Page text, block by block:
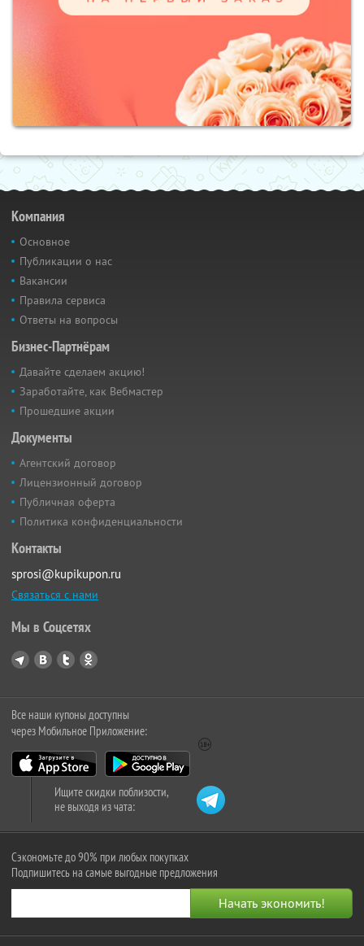
Компания
Основное
Публикации о нас
Вакансии
Правила сервиса
Ответы на вопросы
Бизнес-Партнёрам
Давайте сделаем акцию!
Заработайте, как Вебмастер
Прошедшие акции
Документы
Агентский договор
Лицензионный договор
Публичная оферта
Политика конфиденциальности
Контакты
sprosi@kupikupon.ru
Связаться с нами
Мы в Соцсетях
Все наши купоны доступны
через Мобильное Приложение:
Ищите скидки поблизости,
не выходя из чата:
Сэкономьте до 90% при любых покупках
Подпишитесь на самые выгодные предложения